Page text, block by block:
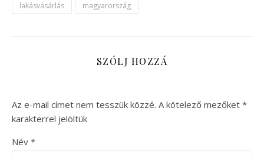
lakásvásárlás
magyarország
SZÓLJ HOZZÁ
Az e-mail címet nem tesszük közzé. A kötelező mezőket *
karakterrel jelöltük
Név *